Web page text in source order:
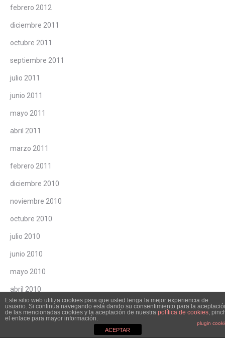
febrero 2012
diciembre 2011
octubre 2011
septiembre 2011
julio 2011
junio 2011
mayo 2011
abril 2011
marzo 2011
febrero 2011
diciembre 2010
noviembre 2010
octubre 2010
julio 2010
junio 2010
mayo 2010
abril 2010
febrero 2010
diciembre 2009
Este sitio web utiliza cookies para que usted tenga la mejor experiencia de
usuario. Si continúa navegando está dando su consentimiento para la
de las mencionadas cookies y la aceptación de nuestra política de cookies,
el enlace para mayor información.
plugin
ACEPTAR